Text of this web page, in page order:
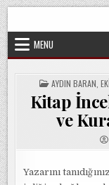
Skip
to
content
veya cemaatin
MENU
POSTED
IN
AYDIN BARAN
Kitap
ve
Yazarını